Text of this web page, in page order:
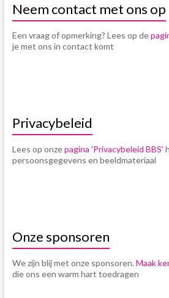
Neem contact met ons op
Een vraag of opmerking? Lees op de
je met ons in contact komt
Privacybeleid
Lees op onzepagina 'Privacybeleid BBS'
persoonsgegevens en beeldmateriaal
Onze sponsoren
We zijn blij met onze sponsoren. Maak
die ons een warm hart toedragen